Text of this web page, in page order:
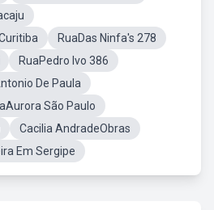
RuaDas Ninfa's 278
RuaPedro Ivo 386
De Paula
São Paulo
Cacilia AndradeObras
Em Sergipe